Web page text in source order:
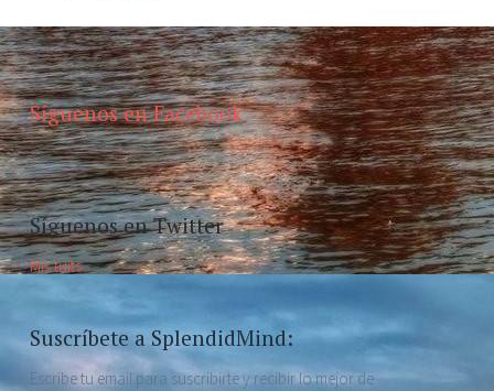
Síguenos en Facebook
Síguenos en Twitter
Mis tuits
Suscríbete a SplendidMind:
Escribe tu email para suscribirte y recibir lo mejor de